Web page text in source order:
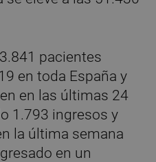
pacientes
en toda España y
en las últimas 24
1.793 ingresos y
la última semana
en un